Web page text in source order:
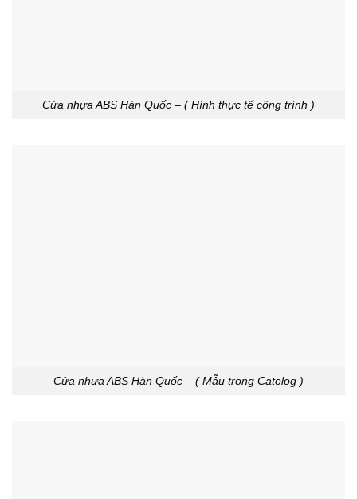
Cửa nhựa ABS Hàn Quốc – ( Hình thực tế công trình )
Cửa nhựa ABS Hàn Quốc – ( Mẫu trong Catolog )